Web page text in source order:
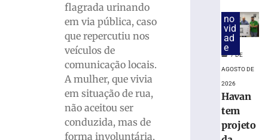
flagrada urinando
em via pública, caso
que repercutiu nos
veículos de
comunicação locais.
A mulher, que vivia
em situação de rua,
não aceitou ser
conduzida, mas de
forma involuntária,
estrutura
Brusque
agosto
mais
no
vid
ad
e
7 DE
AGOSTO DE
2026
Havan
tem
projeto